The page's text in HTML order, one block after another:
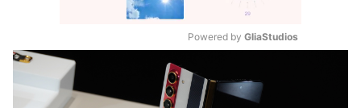
Powered by GliaStudios